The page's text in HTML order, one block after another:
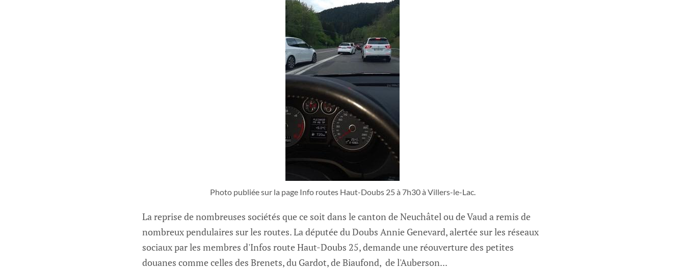
Photo publiée sur la page Info routes Haut-Doubs 25 à 7h30 à Villers-le-Lac.
La reprise de nombreuses sociétés que ce soit dans le canton de Neuchâtel ou de Vaud a remis de
nombreux pendulaires sur les routes. La députée du Doubs Annie Genevard, alertée sur les réseaux
sociaux par les membres d'Infos route Haut-Doubs 25, demande une réouverture des petites
douanes comme celles des Brenets, du Gardot, de Biaufond, de l'Auberson...